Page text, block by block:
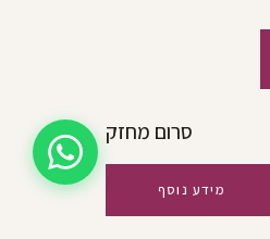
סרום מחזק
מידע נוסף